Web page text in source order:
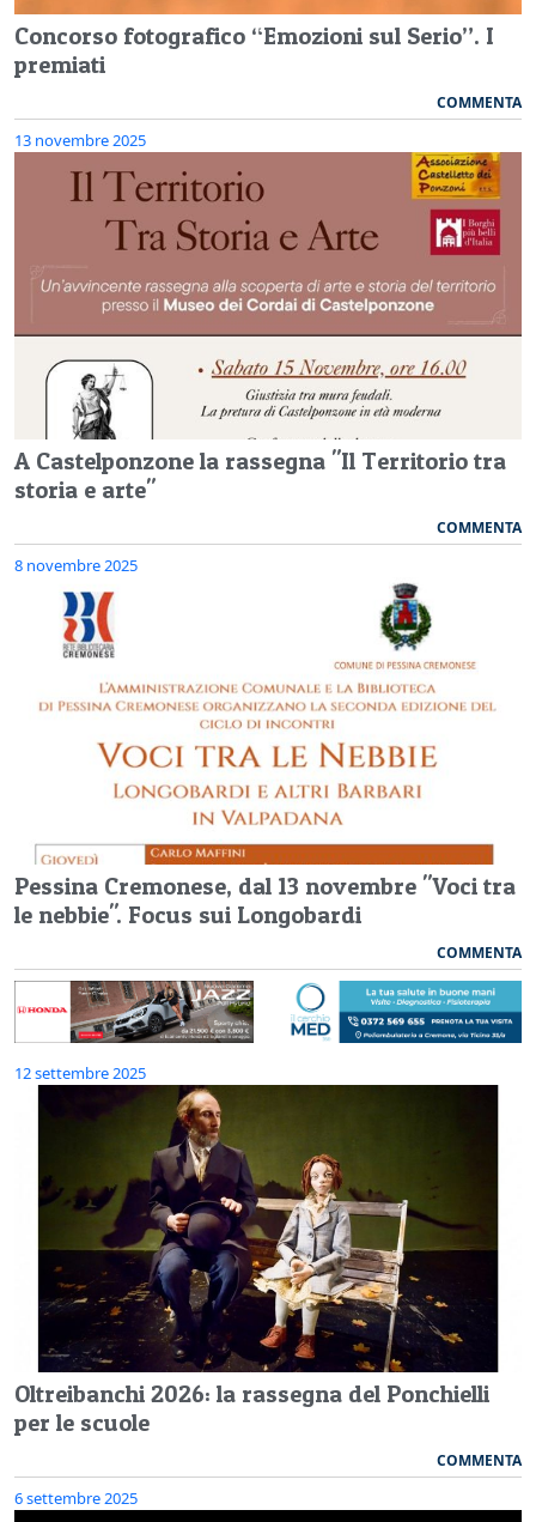
Concorso fotografico “Emozioni sul Serio”. I
premiati
COMMENTA
13 novembre 2025
A Castelponzone la rassegna "Il Territorio tra
storia e arte"
COMMENTA
8 novembre 2025
Pessina Cremonese, dal 13 novembre "Voci tra
le nebbie". Focus sui Longobardi
COMMENTA
12 settembre 2025
Oltreibanchi 2026: la rassegna del Ponchielli
per le scuole
COMMENTA
6 settembre 2025